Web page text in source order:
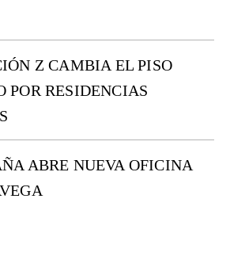
Z CAMBIA EL PISO
POR RESIDENCIAS
ABRE NUEVA OFICINA